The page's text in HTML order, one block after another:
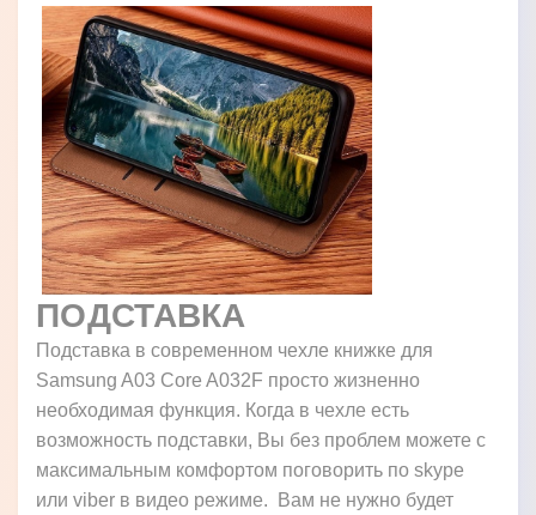
ПОДСТАВКА
Подставка в современном чехле книжке для
Samsung A03 Core A032F просто жизненно
необходимая функция. Когда в чехле есть
возможность подставки, Вы без проблем можете с
максимальным комфортом поговорить по skype
или viber в видео режиме. Вам не нужно будет